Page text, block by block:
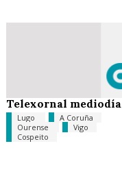
Telexornal mediodía
Lugo
A Coruña
Ourense
Vigo
Cospeito